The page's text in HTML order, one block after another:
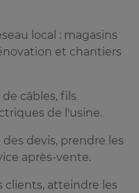
local : magasins
et chantiers
câbles, fils
de l'usine.
devis, prendre les
après-vente.
clients, atteindre les